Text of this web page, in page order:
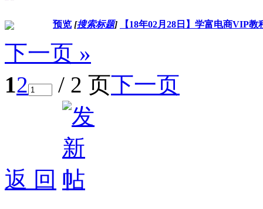
预览 [搜索标题] 【18年02月28日】学富电商VIP
下一页 »
12 / 2 页下一页
返 回